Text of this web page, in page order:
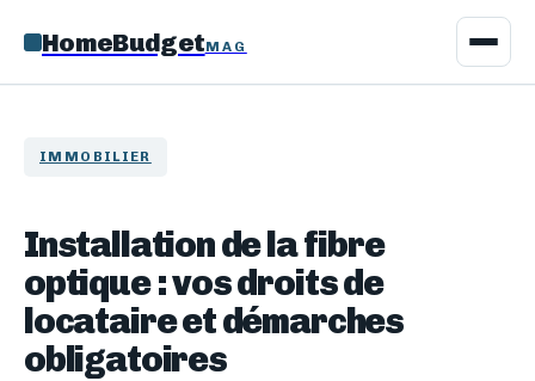
HomeBudgetMAG
IMMOBILIER
Installation de la fibre
optique : vos droits de
locataire et démarches
obligatoires